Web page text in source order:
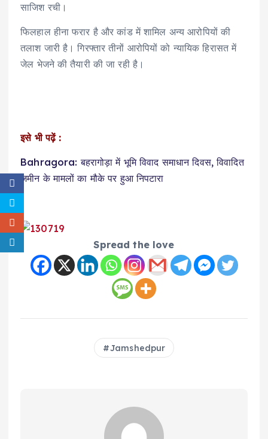
साजिश रची।
फिलहाल हीना फरार है और कांड में शामिल अन्य आरोपियों की
तलाश जारी है। गिरफ्तार तीनों आरोपियों को न्यायिक हिरासत में
जेल भेजने की तैयारी की जा रही है।
इसे भी पढ़ें :
Bahragora: बहरागोड़ा में भूमि विवाद समाधान दिवस, विवादित
जमीन के मामलों का मौके पर हुआ निपटारा
Spread the love
Jamshedpur